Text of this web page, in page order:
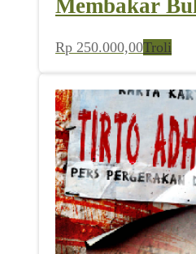
Membakar
Rp 250.000,00Troli